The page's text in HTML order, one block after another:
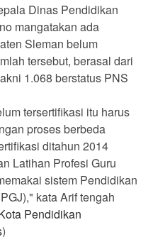
Dinas Pendidikan
mangatakan ada
Sleman belum
tersebut, berasal dari
1.068 berstatus PNS
tersertifikasi itu harus
proses berbeda
ditahun 2014
Latihan Profesi Guru
sistem Pendidikan
kata Arif tengah
Pendidikan
)